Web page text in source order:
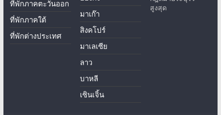
ที่พักภาคตะวันออก
ที่พักภาคใต้
ที่พักต่างประเทศ
มาเก๊า
สิงคโปร์
มาเลเซีย
ลาว
บาหลี
เซินเจิ้น
สูงสุด